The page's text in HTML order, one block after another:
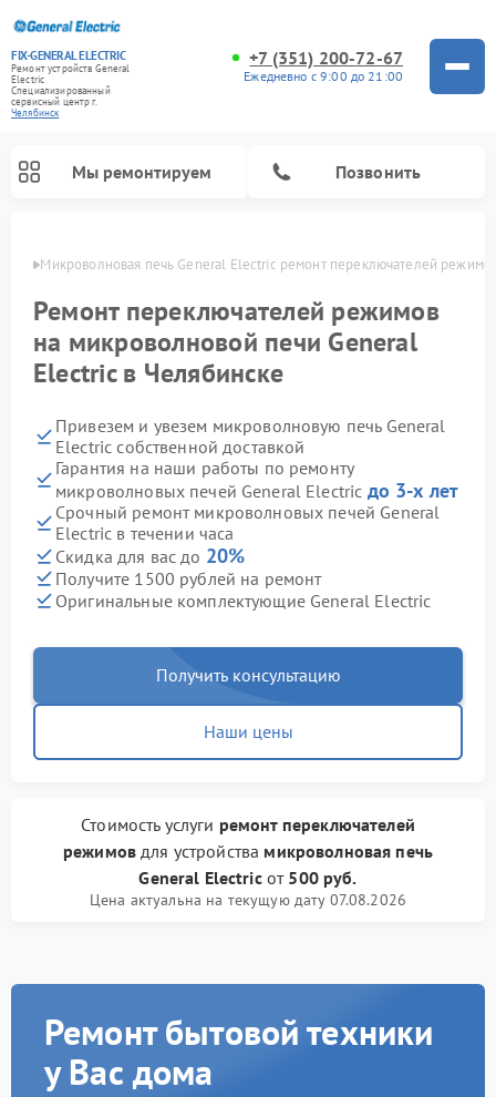
FIX-GENERAL ELECTRIC
Ремонт устройств General
Electric
Специализированный
cервисный центр г.
Челябинск
+7 (351) 200-72-67
Ежедневно с 9:00 до 21:00
Мы ремонтируем Позвонить
Микроволновая печь General Electric ремонт переключателей
Ремонт переключателей режимов
на микроволновой печи General
Electric в Челябинске
Привезем и увезем микроволновую печь General
Electric собственной доставкой
Гарантия на наши работы по ремонту
микроволновых печей General Electric до 3-х лет
Срочный ремонт микроволновых печей General
Electric в течении часа
Скидка для вас до 20%
Получите 1500 рублей на ремонт
Оригинальные комплектующие General Electric
Получить консультацию
Наши цены
Стоимость услуги ремонт переключателей
режимовдля устройства микроволновая печь
General Electricот 500 руб.
Цена актуальна на текущую дату 07.08.2026
Ремонт бытовой техники
у Вас дома